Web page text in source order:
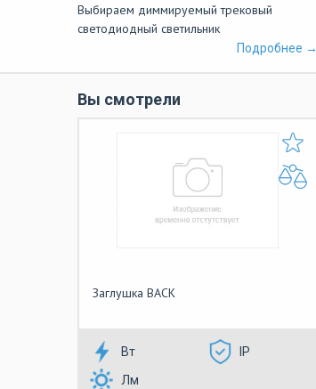
Выбираем диммируемый трековый
светодиодный светильник
Подробнее →
Вы смотрели
Заглушка BACK
Вт
IP
Лм